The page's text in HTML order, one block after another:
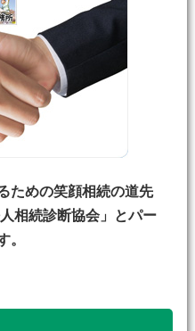
ための笑顔相続の道先
相続診断協会」とパー
。